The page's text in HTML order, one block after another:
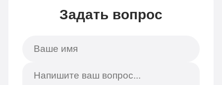
Задать вопрос